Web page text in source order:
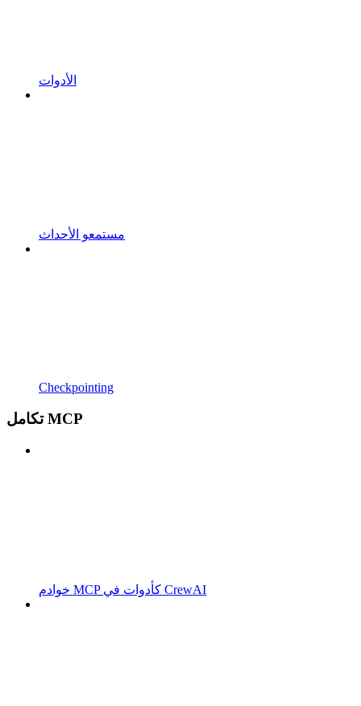
الأدوات
مستمعو الأحداث
Checkpointing
تكامل MCP
خوادم MCP كأدوات في CrewAI